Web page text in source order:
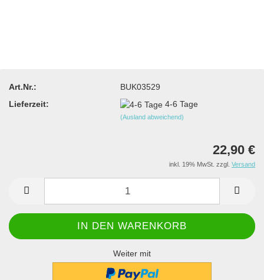
Art.Nr.:
BUK03529
Lieferzeit:
4-6 Tage
(Ausland abweichend)
22,90 €
inkl. 19% MwSt. zzgl. Versand
Weiter mit